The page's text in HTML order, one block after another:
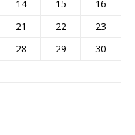
14 15
16
21 22
23
28 29
30